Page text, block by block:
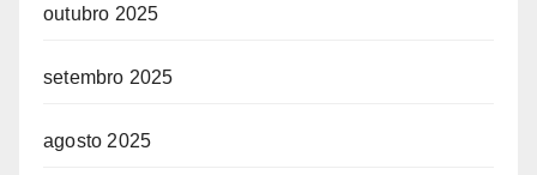
outubro 2025
setembro 2025
agosto 2025